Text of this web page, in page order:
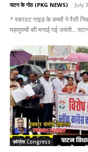
पाटन के गोठ (PKG NEWS) - July
* स्काउट गाइड के बच्चों ने रैली
महापुरुषों की मनाई गई जयंती...
कांग्रेस Congress